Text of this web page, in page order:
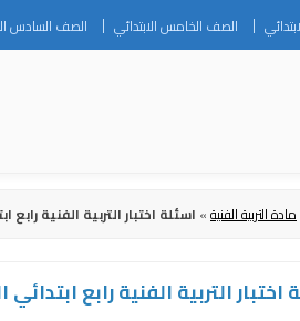
Skip
to
الصف الخامس الابتدائي الصف السادس
مادة التربية الفنية» اسئلة اختبار التربية الفنية رابع
اختبار التربية الفنية رابع ابتدائي